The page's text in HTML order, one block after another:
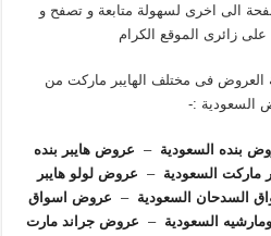
الى اخرى لسهولة متابعة و تصفح و
زائرى الموقع الكرام
العروض فى مختلف الهايبر ماركت من
السعودية :-
بنده السعودية –
عروض هايبر بنده
ماركت السعودية –
عروض لولو هايبر
السدحان السعودية –
عروض اسواق
السعودية –
عروض جراند مارت